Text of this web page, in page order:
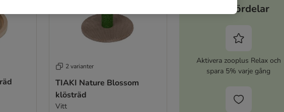
2 varianter
TIAKI Nature Blossom
klösträd
Vitt
Dina fördelar
Aktivera zooplus Relax och
spara 5% varje gång